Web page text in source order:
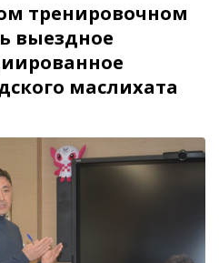
тренировочном
выездное
маслихата